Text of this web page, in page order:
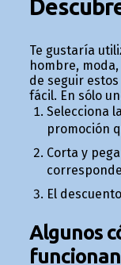
Te gustaría
hombre,
de seguir
fácil. En sólo
Selecciona
promoción
Corta y
El
Algunos